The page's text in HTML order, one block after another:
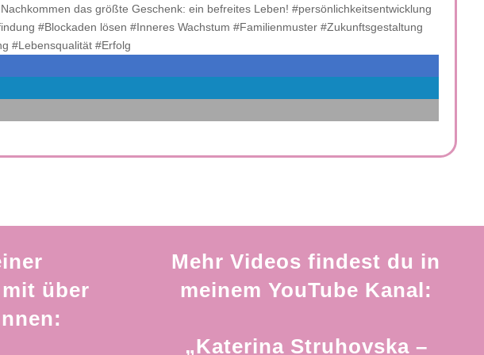
das größte Geschenk: ein befreites Leben! #persönlichkeitsentwicklung
#Blockaden lösen #Inneres Wachstum #Familienmuster #Zukunftsgestaltung
#Lebensqualität #Erfolg
über
Mehr Videos findest du in
meinem YouTube Kanal:
„Katerina Struhovska –